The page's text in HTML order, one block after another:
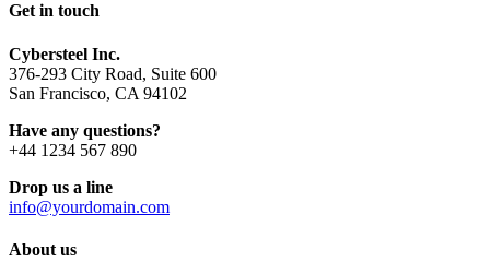
Get in touch
Cybersteel Inc.
376-293 City Road, Suite 600
San Francisco, CA 94102
Have any questions?
+44 1234 567 890
Drop us a line
info@yourdomain.com
About us